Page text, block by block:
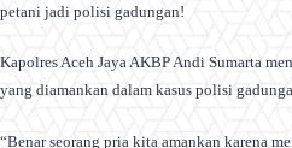
petani jadi polisi gadungan!
Kapolres Aceh Jaya AKBP Andi Sumarta
yang diamankan dalam kasus polisi
“Benar seorang pria kita amankan karena